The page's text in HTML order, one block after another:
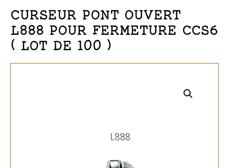
CURSEUR PONT OUVERT
L888 POUR FERMETURE CCS6
( LOT DE 100 )